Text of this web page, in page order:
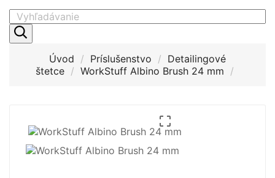
Úvod Príslušenstvo
Detailingové
štetce
WorkStuff Albino Brush 24 mm
